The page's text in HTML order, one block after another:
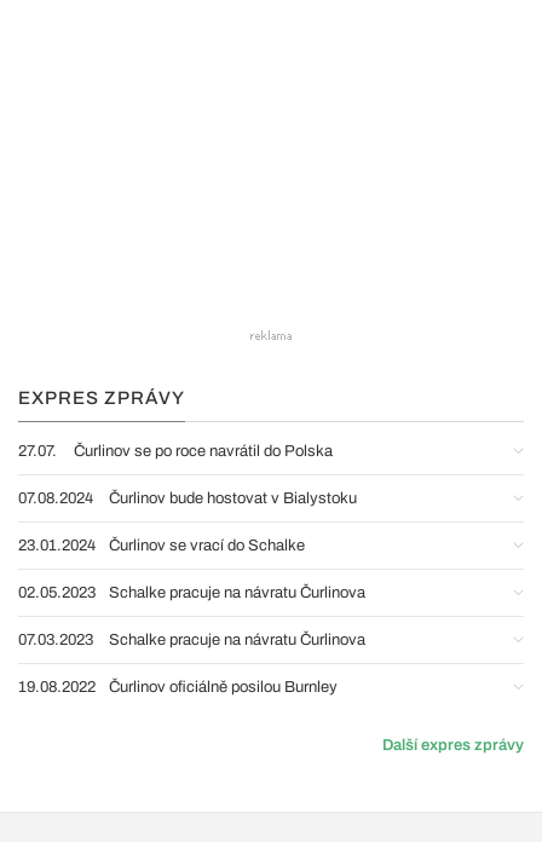
EXPRES ZPRÁVY
27.07. Čurlinov se po roce navrátil do Polska
07.08.2024 Čurlinov bude hostovat v Bialystoku
23.01.2024 Čurlinov se vrací do Schalke
02.05.2023 Schalke pracuje na návratu Čurlinova
07.03.2023 Schalke pracuje na návratu Čurlinova
19.08.2022 Čurlinov oficiálně posilou Burnley
Další expres zprávy